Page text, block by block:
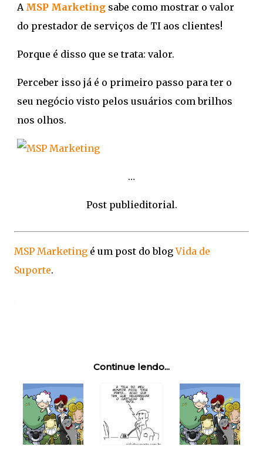
A MSP Marketing sabe como mostrar o valor
do prestador de serviços de TI aos clientes!
Porque é disso que se trata: valor.
Perceber isso já é o primeiro passo para ter o
seu negócio visto pelos usuários com brilhos
nos olhos.
…
Post publieditorial.
MSP Marketing é um post do blogVida de
Suporte.
Continue lendo...